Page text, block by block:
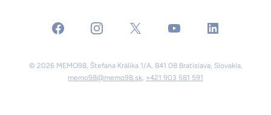
facebook instagramx youtube linkedin
© 2026 MEMO98, Štefana Králika 1/A, 841 08 Bratislava, Slovakia,
memo98@memo98.sk, +421 903 581 591